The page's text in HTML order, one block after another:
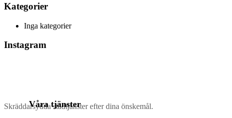
Kategorier
Inga kategorier
Instagram
Skräddarsydda städtjänster efter dina önskemål.
Våra tjänster